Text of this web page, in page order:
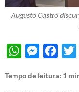
Augusto Castro
WhatsAppMessenger
Tempo de leitura: 1